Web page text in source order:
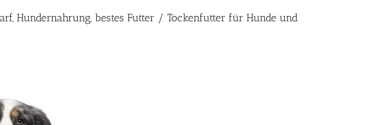
Hundernahrung, bestes Futter / Tockenfutter für Hunde und